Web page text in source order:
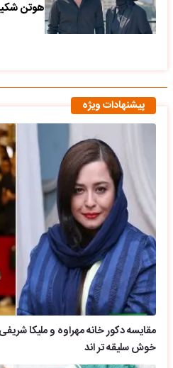
هوتن
پیشنهادات ویژه
مقایسه دکور خانه مهراوه و ملیکا
خوش سلیقه تر اند